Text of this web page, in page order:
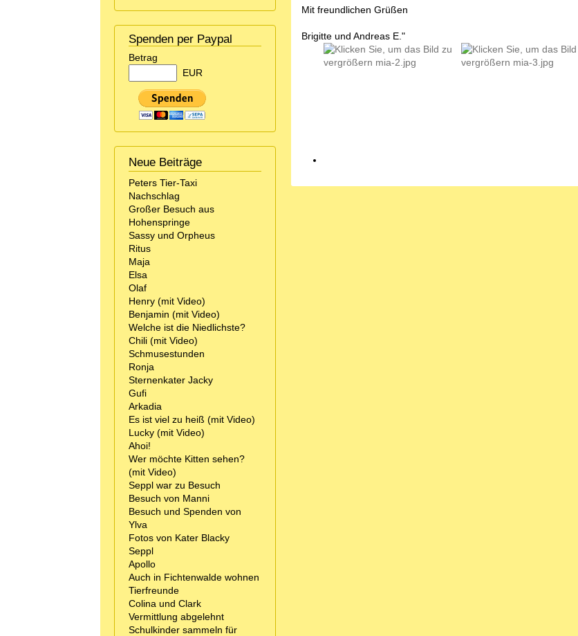
Spenden per Paypal
Betrag
EUR
Neue Beiträge
Peters Tier-Taxi
Nachschlag
Großer Besuch aus
Hohenspringe
Sassy und Orpheus
Ritus
Maja
Elsa
Olaf
Henry (mit Video)
Benjamin (mit Video)
Welche ist die Niedlichste?
Chili (mit Video)
Schmusestunden
Ronja
Sternenkater Jacky
Gufi
Arkadia
Es ist viel zu heiß (mit Video)
Lucky (mit Video)
Ahoi!
Wer möchte Kitten sehen?
(mit Video)
Seppl war zu Besuch
Besuch von Manni
Besuch und Spenden von
Ylva
Fotos von Kater Blacky
Seppl
Apollo
Auch in Fichtenwalde wohnen
Tierfreunde
Colina und Clark
Vermittlung abgelehnt
Schulkinder sammeln für
Mit freundlichen Grüßen
Brigitte und Andreas E."